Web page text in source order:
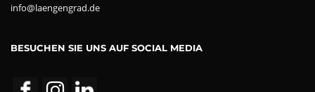
info@laengengrad.de
BESUCHEN SIE UNS AUF SOCIAL MEDIA